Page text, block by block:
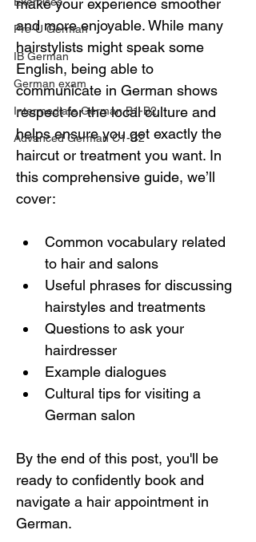
Pre-U German
IB German
German exam
Intermediate German B1-B2
Advanced German C1-C2
make your experience smoother
and more enjoyable. While many
hairstylists might speak some
English, being able to
communicate in German shows
respect for the local culture and
helps ensure you get exactly the
haircut or treatment you want. In
this comprehensive guide, we’ll
cover:
Common vocabulary related
to hair and salons
Useful phrases for discussing
hairstyles and treatments
Questions to ask your
hairdresser
Example dialogues
Cultural tips for visiting a
German salon
By the end of this post, you'll be
ready to confidently book and
navigate a hair appointment in
German.